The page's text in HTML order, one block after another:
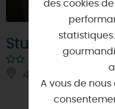
Studio du port
45260 - VIEILLES-
des cookies
A vous de